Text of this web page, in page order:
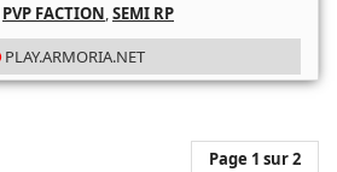
PVP FACTION,SEMI RP
PLAY.ARMORIA.NET
Page 1 sur 2